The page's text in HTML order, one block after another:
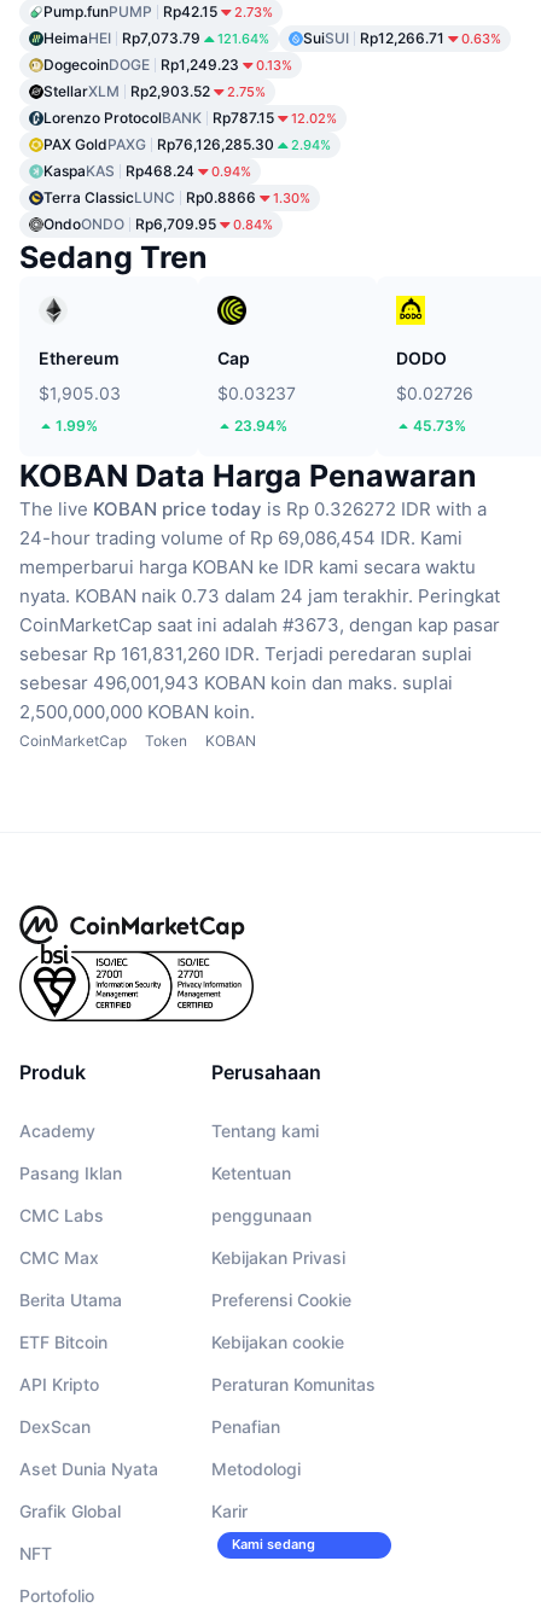
Pump.funPUMP Rp42.15 2.73%
HeimaHEI Rp7,073.79 121.64% SuiSUI Rp12,266.71 0.63%
DogecoinDOGE Rp1,249.23 0.13%
StellarXLM Rp2,903.52 2.75%
Lorenzo ProtocolBANK Rp787.15 12.02%
PAX GoldPAXG Rp76,126,285.30 2.94%
KaspaKAS Rp468.24 0.94%
Terra ClassicLUNC Rp0.8866 1.30%
OndoONDO Rp6,709.95 0.84%
Sedang Tren
Ethereum
$1,905.03
1.99%
Cap
$0.03237
23.94%
DODO
$0.02726
45.73%
KOBAN Data Harga Penawaran
The live KOBAN price today is Rp 0.326272 IDR with a
24-hour trading volume of Rp 69,086,454 IDR. Kami
memperbarui harga KOBAN ke IDR kami secara waktu
nyata. KOBAN naik 0.73 dalam 24 jam terakhir. Peringkat
CoinMarketCap saat ini adalah #3673, dengan kap pasar
sebesar Rp 161,831,260 IDR. Terjadi peredaran suplai
sebesar 496,001,943 KOBAN koin dan maks. suplai
2,500,000,000 KOBAN koin.
CoinMarketCap Token KOBAN
Produk
Academy
Pasang Iklan
CMC Labs
CMC Max
Berita Utama
ETF Bitcoin
API Kripto
DexScan
Aset Dunia Nyata
Grafik Global
NFT
Portofolio
Perusahaan
Tentang kami
Ketentuan
penggunaan
Kebijakan Privasi
Preferensi Cookie
Kebijakan cookie
Peraturan Komunitas
Penafian
Metodologi
Karir
Kami sedang
merekrut!